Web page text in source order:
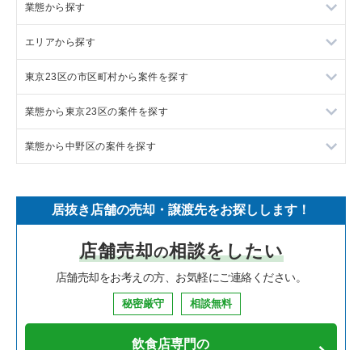
業態から探す
ラーメンの居抜き売却物件の案件一覧
フランス料理の居抜き売却物件の案件一覧
イタリア料理の居抜き売却物件の案件一覧
中華の居抜き売却物件の案件一覧
寿司の居抜き売却物件の案件一覧
焼肉の居抜き売却物件の案件一覧
鉄板焼き・お好み焼の居抜き売却物件の案件一覧
エリアから探す
東京23区の飲食店の居抜き売却物件の案件一覧
東京都下の飲食店の居抜き売却物件の案件一覧
千葉県の飲食店の居抜き売却物件の案件一覧
神奈川県の飲食店の居抜き売却物件の案件一覧
大阪府の飲食店の居抜き売却物件の案件一覧
兵庫県の飲食店の居抜き売却物件の案件一覧
東京23区の市区町村から案件を探す
目黒区の飲食店の居抜き売却物件の案件一覧
渋谷区の飲食店の居抜き売却物件の案件一覧
新宿区の飲食店の居抜き売却物件の案件一覧
葛飾区の飲食店の居抜き売却物件の案件一覧
中央区の飲食店の居抜き売却物件の案件一覧
業態から東京23区の案件を探す
東京23区のラーメンの居抜き売却物件の案件一覧
東京23区のイタリア料理の居抜き売却物件の案件一覧
東京23区の中華の居抜き売却物件の案件一覧
東京23区のそば・うどんの居抜き売却物件の案件一覧
業態から中野区の案件を探す
中野区のフランス料理の居抜き売却物件の案件一覧
中野区のイタリア料理の居抜き売却物件の案件一覧
中野区の中華の居抜き売却物件の案件一覧
居抜き店舗の売却・譲渡先をお探しします！
店舗売却の相談をしたい
店舗売却をお考えの方、お気軽にご連絡ください。
秘密厳守 相談無料
飲食店専門の